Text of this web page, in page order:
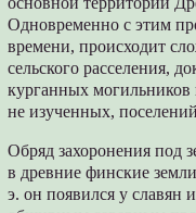
Одновременно с этим
времени, происходит
сельского расселения,
курганных
не изученных,
Обряд захоронения под
в древние финские
э. он появился у славян